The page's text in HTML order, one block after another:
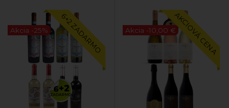
Akcia -25% 6+2 ZADARMO Akcia -10,00 €AKCIOVÁ CENA